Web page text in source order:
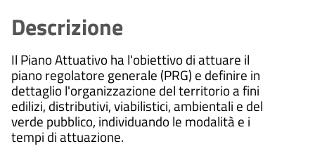
Descrizione
Il Piano Attuativo ha l'obiettivo di attuare il
piano regolatore generale (PRG) e definire in
dettaglio l'organizzazione del territorio a fini
edilizi, distributivi, viabilistici, ambientali e del
verde pubblico, individuando le modalità e i
tempi di attuazione.